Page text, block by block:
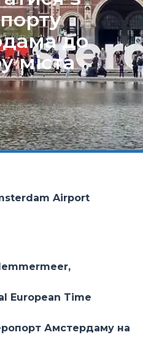
до
міста
Airport
European Time
Амстердаму на